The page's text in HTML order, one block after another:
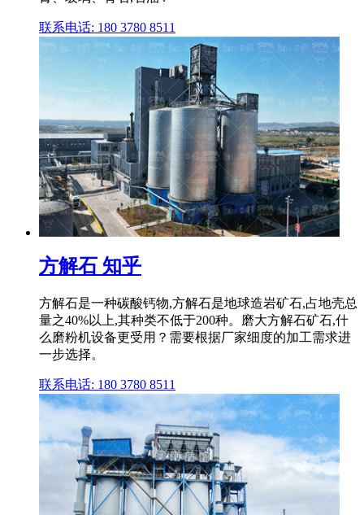
联系电话: 180 3780 8511
方解石 知乎
方解石是一种碳酸钙物,方解石是地球造岩矿石,占地壳总
量之40%以上,其种类不低于200种。磨大方解石矿石,什
么磨粉机设备更受用？需要根据厂家细度的加工需求进
一步选择。
联系电话: 180 3780 8511